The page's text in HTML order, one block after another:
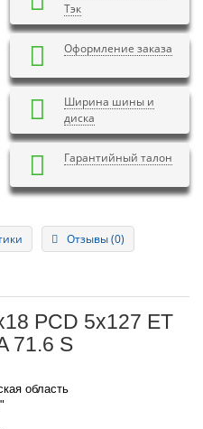
Тэк
Оформление заказа
Ширина шины и
диска
Гарантийный талон
Отзывы (0)
PCD 5x127 ET
71.6 S
область